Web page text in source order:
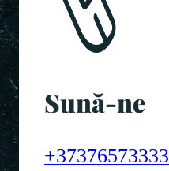
Sună-ne
+37376573333